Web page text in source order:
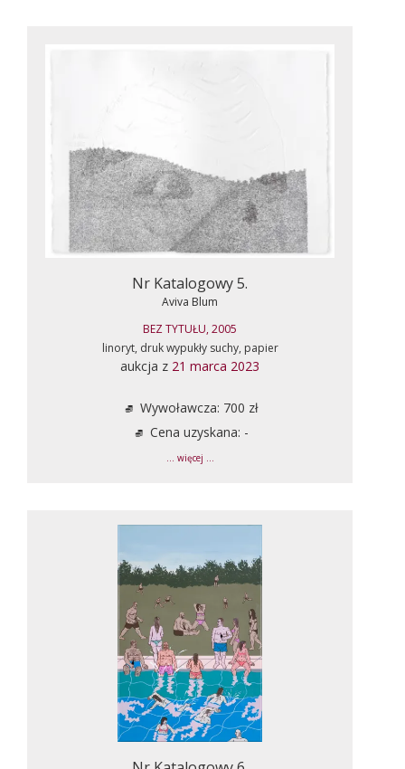
Nr Katalogowy 5.
Aviva Blum
BEZ TYTUŁU, 2005
linoryt, druk wypukły suchy, papier
aukcja z 21 marca 2023
Wywoławcza: 700 zł
Cena uzyskana: -
... więcej ...